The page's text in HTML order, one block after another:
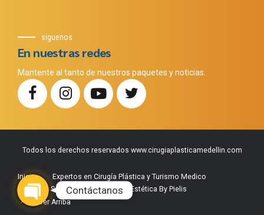
siguenos
En nuestras redes
Mantente al tanto de nuestros paquetes y noticias.
Todos los derechos reservados www.cirugiaplasticamedellin.com
Inicio
Expertos en Cirugía Plástica y Turismo Medico
Nuestros Servicios
Medicina Estética By Pielis
Volver Arriba
Phone WhatsAppFacebook MessengerInstagramGoogle Map
Contáctanos